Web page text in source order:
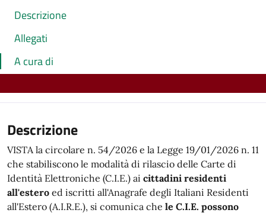
Descrizione
Allegati
A cura di
Descrizione
VISTA la circolare n. 54/2026 e la Legge 19/01/2026 n. 11
che stabiliscono le modalità di rilascio delle Carte di
Identità Elettroniche (C.I.E.) ai cittadini residenti
all'estero ed iscritti all'Anagrafe degli Italiani Residenti
all'Estero (A.I.R.E.), si comunica che le C.I.E. possono